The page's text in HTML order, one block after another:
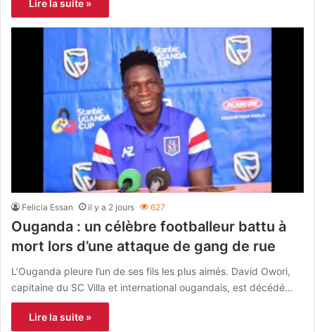
Lire la suite »
Felicia Essan il y a 2 jours 627
Ouganda : un célèbre footballeur battu à
mort lors d’une attaque de gang de rue
L’Ouganda pleure l’un de ses fils les plus aimés. David Owori,
capitaine du SC Villa et international ougandais, est décédé…
Lire la suite »